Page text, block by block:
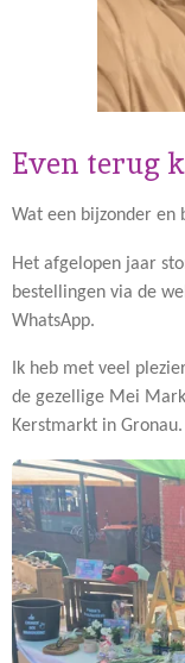
Even terug
Wat een bijzonder en
Het afgelopen jaar
bestellingen via de
WhatsApp.
Ik heb met veel
de gezellige Mei
Kerstmarkt in